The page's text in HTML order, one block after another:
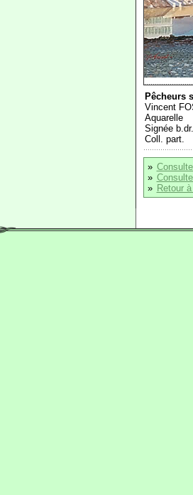
Pêcheurs
Vincent
Aquarelle
Signée b.dr.
Coll. part.
»
»
» Retour